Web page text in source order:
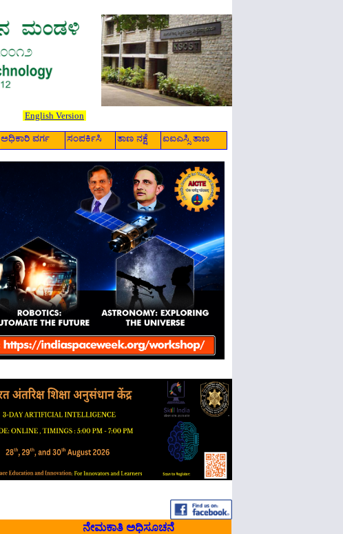
English Version
ನೇಮಕಾತಿ ಅಧಿಸೂಚನೆ‌
ಅಧಿಕಾರಿ ವರ್ಗ ಸಂಪರ್ಕಿಸಿ ತಾಣ ನಕ್ಷೆ ಐಐಎಸ್ಸಿ ತಾಣ